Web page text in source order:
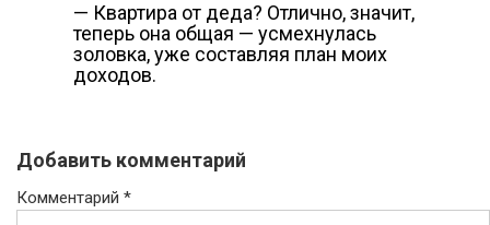
— Квартира от деда? Отлично, значит,
теперь она общая — усмехнулась
золовка, уже составляя план моих
доходов.
Добавить комментарий
Комментарий *